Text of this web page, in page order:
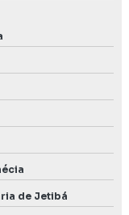
combustíveis
de Jetibá